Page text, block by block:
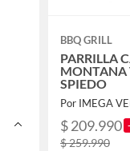
BBQ GRILL
PARRILLA
MONTANA
SPIEDO
Por IMEGA
$ 209.990
$ 259.990